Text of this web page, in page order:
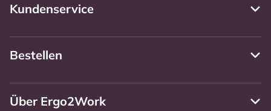
Kundenservice
Bestellen
Über Ergo2Work